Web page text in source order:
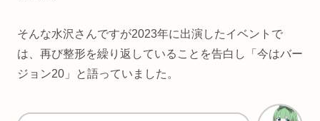
そんな水沢さんですが2023年に出演したイベントで
は、再び整形を繰り返していることを告白し「今はバー
ジョン20」と語っていました。